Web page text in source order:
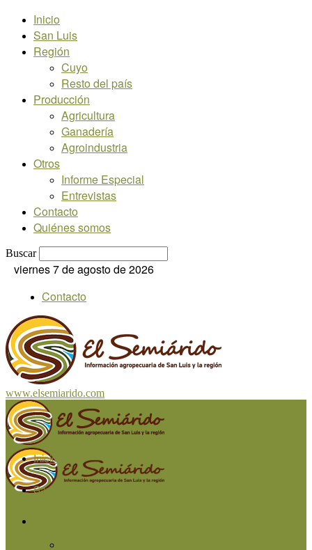
Inicio
San Luis
Región
Cuyo
Resto del país
Producción
Agricultura
Ganadería
Agroindustria
Otros
Informe Especial
Entrevistas
Contacto
Quiénes somos
Buscar
viernes 7 de agosto de 2026
Contacto
www.elsemiarido.com
Inicio
San Luis